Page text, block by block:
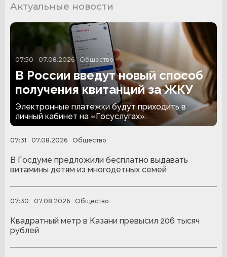
Актуальные новости
07:50 07.08.2026 Общество
В России введут новый способ
получения квитанций за ЖКУ
Электронные платежки будут приходить в
личный кабинет на «Госуслугах».
07:31 07.08.2026 Общество
В Госдуме предложили бесплатно выдавать
витамины детям из многодетных семей
07:30 07.08.2026 Общество
Квадратный метр в Казани превысил 206 тысяч
рублей